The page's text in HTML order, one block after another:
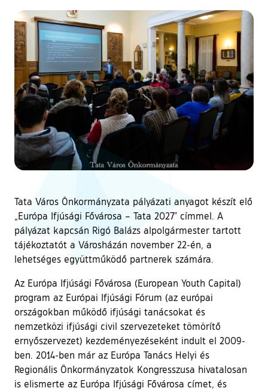
Tata Város Önkormányzata pályázati anyagot készít elő
„Európa Ifjúsági Fővárosa – Tata 2027” címmel. A
pályázat kapcsán Rigó Balázs alpolgármester tartott
tájékoztatót a Városházán november 22-én, a
lehetséges együttműködő partnerek számára.
Az Európa Ifjúsági Fővárosa (European Youth Capital)
program az Európai Ifjúsági Fórum (az európai
országokban működő ifjúsági tanácsokat és
nemzetközi ifjúsági civil szervezeteket tömörítő
ernyőszervezet) kezdeményezéseként indult el 2009-
ben. 2014-ben már az Európa Tanács Helyi és
Regionális Önkormányzatok Kongresszusa hivatalosan
is elismerte az Európa Ifjúsági Fővárosa címet, és